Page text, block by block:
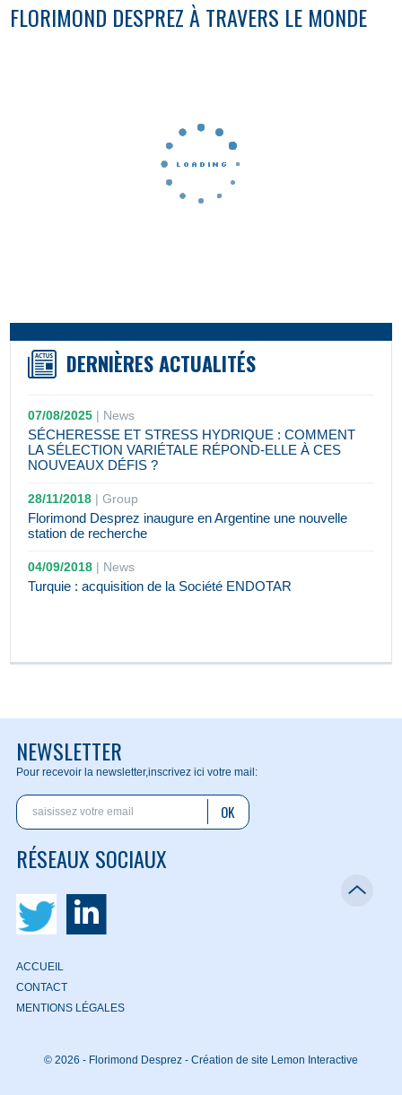
FLORIMOND DESPREZ À TRAVERS LE MONDE
DERNIÈRES ACTUALITÉS
07/08/2025 | News
SÉCHERESSE ET STRESS HYDRIQUE : COMMENT
LA SÉLECTION VARIÉTALE RÉPOND-ELLE À CES
NOUVEAUX DÉFIS ?
28/11/2018 |Group
Florimond Desprez inaugure en Argentine une nouvelle
station de recherche
04/09/2018 | News
Turquie : acquisition de la Société ENDOTAR
NEWSLETTER
Pour recevoir la newsletter,inscrivez ici votre mail:
OK
RÉSEAUX SOCIAUX
ACCUEIL
CONTACT
MENTIONS LÉGALES
© 2026 - Florimond Desprez - Création de site Lemon Interactive